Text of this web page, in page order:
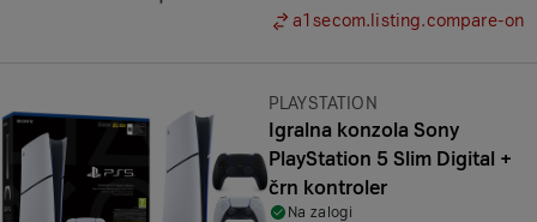
a1secom.listing.compare-on
Znamka:
PLAYSTATION
Igralna konzola Sony
PlayStation 5 Slim Digital +
črn kontroler
Na zalogi